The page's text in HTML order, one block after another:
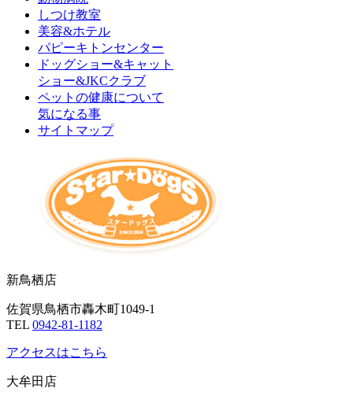
しつけ教室
美容&ホテル
パピーキトンセンター
ドッグショー&キャット
ショー&JKCクラブ
ペットの健康について
気になる事
サイトマップ
新鳥栖店
佐賀県鳥栖市轟木町1049-1
TEL 0942-81-1182
アクセスはこちら
大牟田店